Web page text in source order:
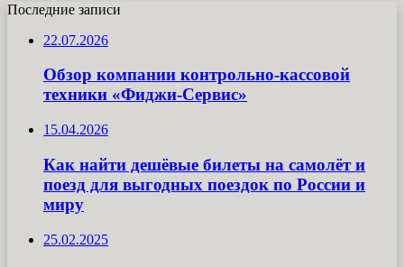
Последние записи
22.07.2026
Обзор компании контрольно-кассовой
техники «Фиджи-Сервис»
15.04.2026
Как найти дешёвые билеты на самолёт и
поезд для выгодных поездок по России и
миру
25.02.2025